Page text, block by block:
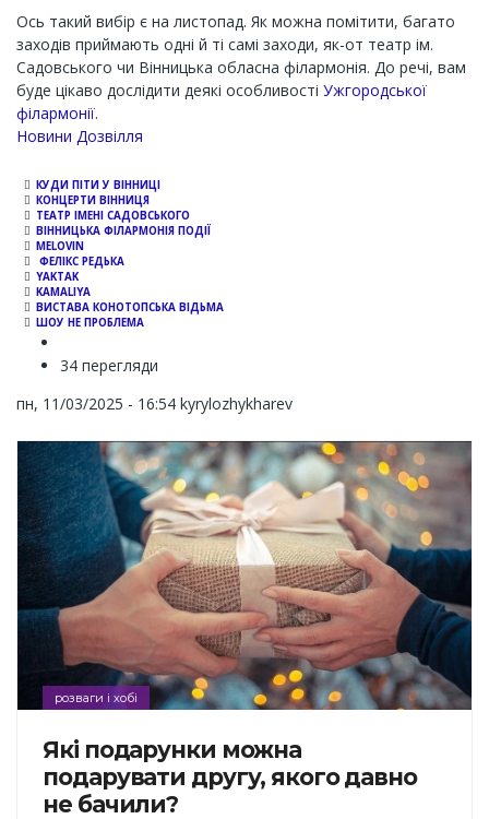
Ось такий вибір є на листопад. Як можна помітити, багато
заходів приймають одні й ті самі заходи, як-от театр ім.
Садовського чи Вінницька обласна філармонія. До речі, вам
буде цікаво дослідити деякі особливості Ужгородської
філармонії.
Channel
Новини Дозвілля
КУДИ ПІТИ У ВІННИЦІ
КОНЦЕРТИ ВІННИЦЯ
ТЕАТР ІМЕНІ САДОВСЬКОГО
ВІННИЦЬКА ФІЛАРМОНІЯ ПОДІЇ
MELOVIN
ФЕЛІКС РЕДЬКА
YAKTAK
KAMALIYA
ВИСТАВА КОНОТОПСЬКА ВІДЬМА
ШОУ НЕ ПРОБЛЕМА
34 перегляди
пн, 11/03/2025 - 16:54 kyrylozhykharev
розваги і хобі
Які подарунки можна
подарувати другу, якого давно
не бачили?